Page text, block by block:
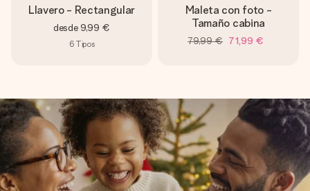
Llavero - Rectangular
desde 9,99 €
6 Tipos
Maleta con foto -
Tamaño cabina
79,99 € 71,99 €